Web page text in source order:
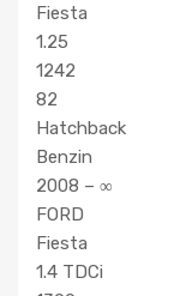
Fiesta
1.25
1242
82
Hatchback
Benzin
2008 – ∞
FORD
Fiesta
1.4 TDCi